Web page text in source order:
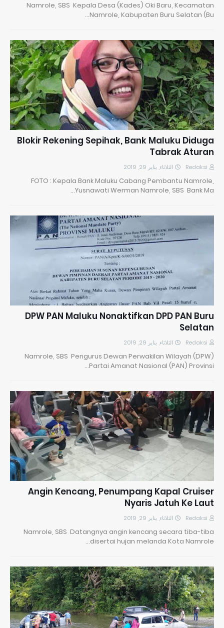
Namrole, SBS Kepala Desa (Kades) Oki Baru, Kecamatan
Namrole, Kabupaten Buru Selatan (Bu…
Blokir Rekening Sepihak, Bank Maluku Diduga
Tabrak Aturan
Redaksi الثلاثاء, يناير 29, 2019
FOTO : Kepala Bank Maluku Cabang Pembantu Namrole,
Yusnawati Werman Namrole, SBS Bank Ma…
DPW PAN Maluku Nonaktifkan DPD PAN Buru
Selatan
Redaksi الثلاثاء, يناير 29, 2019
Namrole, SBS Pengurus Dewan Perwakilan Wilayah (DPW)
Partai Amanat Nasional (PAN) Provinsi…
Angin Kencang, Penumpang Kapal Cruiser
Nyaris Jatuh Ke Laut
Redaksi الثلاثاء, يناير 29, 2019
Namrole, SBS Datangnya angin kencang secara tiba-tiba
disertai hujan melanda Kota Namrole…